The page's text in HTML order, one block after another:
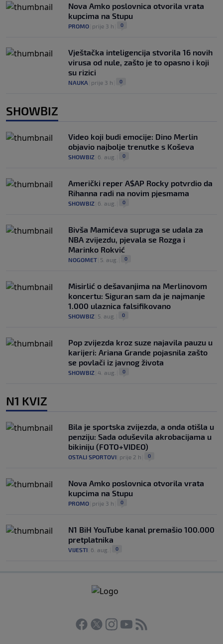
Nova Amko poslovnica otvorila vrata
kupcima na Stupu
PROMO prije 3 h 0
Vještačka inteligencija stvorila 16 novih
virusa od nule, zašto je to opasno i koji
su rizici
NAUKA prije 3 h 0
SHOWBIZ
Video koji budi emocije: Dino Merlin
objavio najbolje trenutke s Koševa
SHOWBIZ 6. aug. 0
Američki reper A$AP Rocky potvrdio da
Rihanna radi na novim pjesmama
SHOWBIZ 6. aug. 0
Bivša Mamićeva supruga se udala za
NBA zvijezdu, pjevala se Rozga i
Marinko Rokvić
NOGOMET 5. aug. 0
Misirlić o dešavanjima na Merlinovom
koncertu: Siguran sam da je najmanje
1.000 ulaznica falsifikovano
SHOWBIZ 5. aug. 0
Pop zvijezda kroz suze najavila pauzu u
karijeri: Ariana Grande pojasnila zašto
se povlači iz javnog života
SHOWBIZ 4. aug. 0
N1 KVIZ
Bila je sportska zvijezda, a onda otišla u
penziju: Sada oduševila akrobacijama u
bikiniju (FOTO+VIDEO)
OSTALI SPORTOVI prije 2 h 0
Nova Amko poslovnica otvorila vrata
kupcima na Stupu
PROMO prije 3 h 0
N1 BiH YouTube kanal premašio 100.000
pretplatnika
VIJESTI 6. aug. 0